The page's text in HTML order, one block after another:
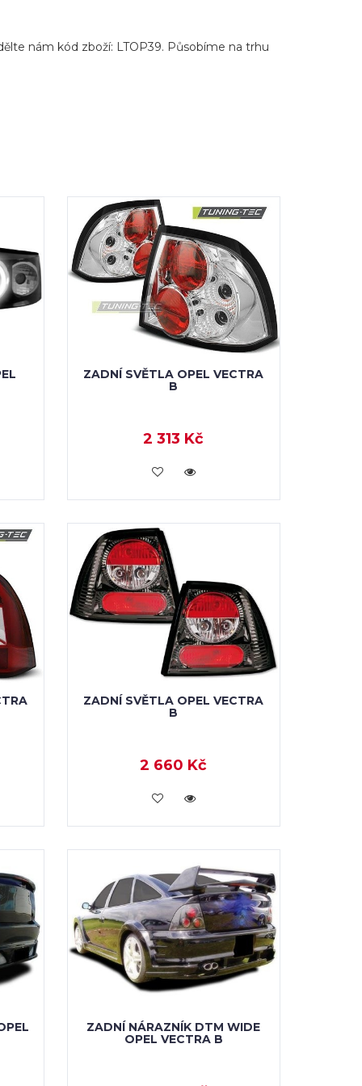
nám kód zboží: LTOP39. Působíme na trhu
ZADNÍ SVĚTLA OPEL VECTRA
B
2 313 Kč
KOUPIT
ZADNÍ SVĚTLA OPEL VECTRA
B
2 660 Kč
KOUPIT
ZADNÍ NÁRAZNÍK DTM WIDE
OPEL VECTRA B